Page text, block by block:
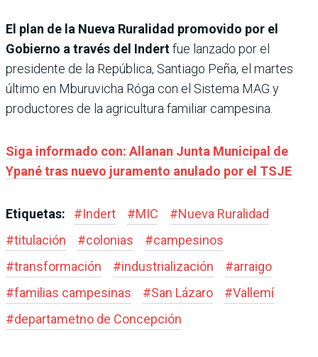
El plan de la Nueva Ruralidad promovido por el
Gobierno a través del Indertfue lanzado por el
presidente de la República, Santiago Peña, el martes
último en Mburuvicha Róga con el Sistema MAG y
productores de la agricultura familiar campesina.
Siga informado con: Allanan Junta Municipal de
Ypané tras nuevo juramento anulado por el TSJE
Etiquetas: #Indert #MIC #Nueva Ruralidad
#titulación #colonias #campesinos
#transformación #industrialización #arraigo
#familias campesinas #San Lázaro #Vallemí
#departametno de Concepción